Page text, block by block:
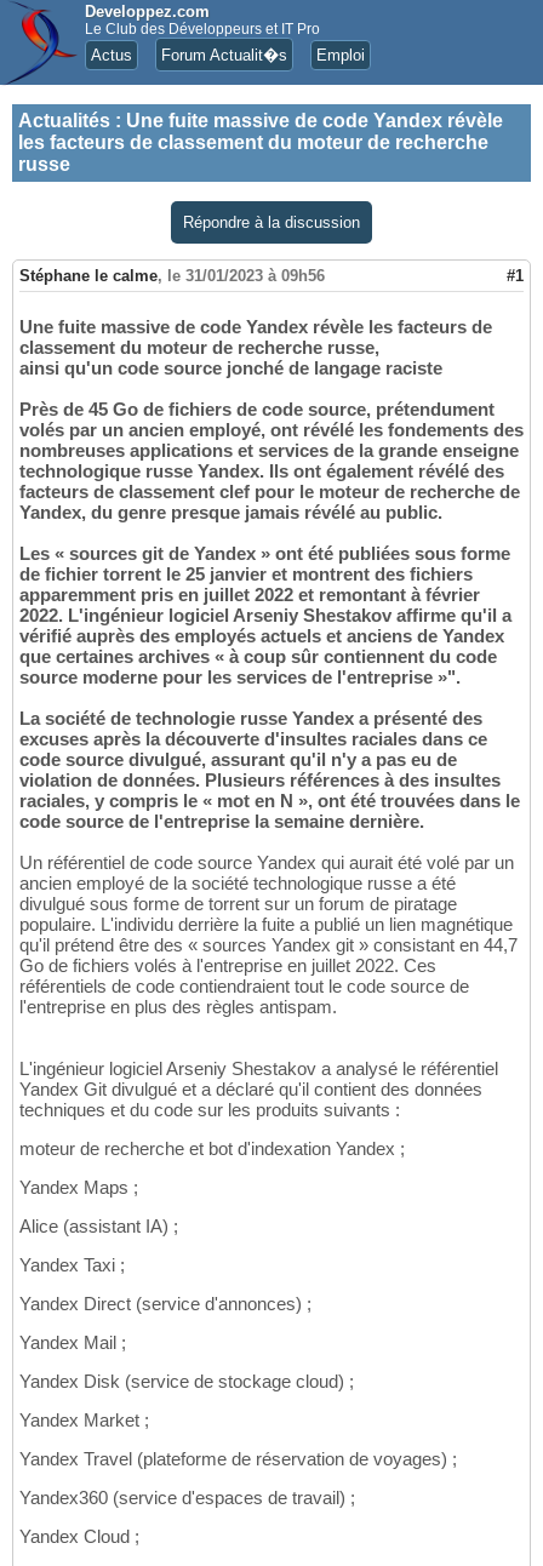
Developpez.com
Le Club des Développeurs et IT Pro
Actus Forum Actualit�s Emploi
Actualités : Une fuite massive de code Yandex révèle
les facteurs de classement du moteur de recherche
russe
Répondre à la discussion
Stéphane le calme, le 31/01/2023 à 09h56 #1
Une fuite massive de code Yandex révèle les facteurs de
classement du moteur de recherche russe,
ainsi qu'un code source jonché de langage raciste
Près de 45 Go de fichiers de code source, prétendument
volés par un ancien employé, ont révélé les fondements des
nombreuses applications et services de la grande enseigne
technologique russe Yandex. Ils ont également révélé des
facteurs de classement clef pour le moteur de recherche de
Yandex, du genre presque jamais révélé au public.
Les « sources git de Yandex » ont été publiées sous forme
de fichier torrent le 25 janvier et montrent des fichiers
apparemment pris en juillet 2022 et remontant à février
2022. L'ingénieur logiciel Arseniy Shestakov affirme qu'il a
vérifié auprès des employés actuels et anciens de Yandex
que certaines archives « à coup sûr contiennent du code
source moderne pour les services de l'entreprise »".
La société de technologie russe Yandex a présenté des
excuses après la découverte d'insultes raciales dans ce
code source divulgué, assurant qu'il n'y a pas eu de
violation de données. Plusieurs références à des insultes
raciales, y compris le « mot en N », ont été trouvées dans le
code source de l'entreprise la semaine dernière.
Un référentiel de code source Yandex qui aurait été volé par un
ancien employé de la société technologique russe a été
divulgué sous forme de torrent sur un forum de piratage
populaire. L'individu derrière la fuite a publié un lien magnétique
qu'il prétend être des « sources Yandex git » consistant en 44,7
Go de fichiers volés à l'entreprise en juillet 2022. Ces
référentiels de code contiendraient tout le code source de
l'entreprise en plus des règles antispam.
L'ingénieur logiciel Arseniy Shestakov a analysé le référentiel
Yandex Git divulgué et a déclaré qu'il contient des données
techniques et du code sur les produits suivants :
moteur de recherche et bot d'indexation Yandex ;
Yandex Maps ;
Alice (assistant IA) ;
Yandex Taxi ;
Yandex Direct (service d'annonces) ;
Yandex Mail ;
Yandex Disk (service de stockage cloud) ;
Yandex Market ;
Yandex Travel (plateforme de réservation de voyages) ;
Yandex360 (service d'espaces de travail) ;
Yandex Cloud ;